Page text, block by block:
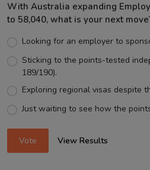
With Australia expanding
to 58,040, what is your next
Looking for an employer to
Sticking to the points-tested
189/190).
Exploring regional visas despite
Just waiting to see how the
Vote View Results